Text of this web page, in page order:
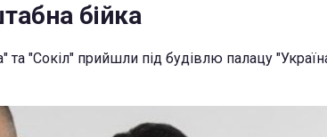
бійка
"Сокіл" прийшли під будівлю палацу